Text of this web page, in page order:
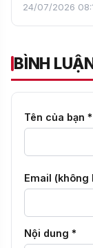
24/07/2026
BÌNH
Tên của bạn *
Email (không
Nội dung *